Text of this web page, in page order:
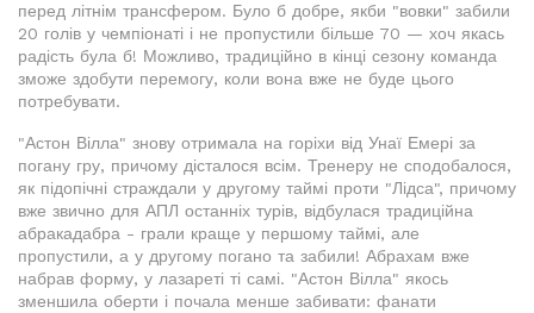
перед літнім трансфером. Було б добре, якби "вовки" забили
20 голів у чемпіонаті і не пропустили більше 70 — хоч якась
радість була б! Можливо, традиційно в кінці сезону команда
зможе здобути перемогу, коли вона вже не буде цього
потребувати.
"Астон Вілла" знову отримала на горіхи від Унаї Емері за
погану гру, причому дісталося всім. Тренеру не сподобалося,
як підопічні страждали у другому таймі проти "Лідса", причому
вже звично для АПЛ останніх турів, відбулася традиційна
абракадабра - грали краще у першому таймі, але
пропустили, а у другому погано та забили! Абрахам вже
набрав форму, у лазареті ті самі. "Астон Вілла" якось
зменшила оберти і почала менше забивати: фанати